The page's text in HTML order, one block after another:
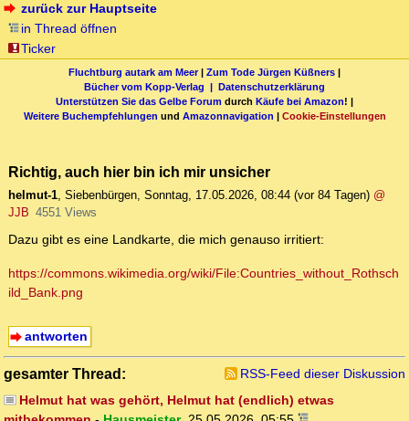
zurück zur Hauptseite
in Thread öffnen
Ticker
Fluchtburg autark am Meer| Zum Tode Jürgen Küßners |
Bücher vom Kopp-Verlag | Datenschutzerklärung
Unterstützen Sie das Gelbe Forum durch Käufe bei Amazon! |
Weitere Buchempfehlungen und Amazonnavigation | Cookie-Einstellungen
Richtig, auch hier bin ich mir unsicher
helmut-1, Siebenbürgen, Sonntag, 17.05.2026, 08:44 (vor 84 Tagen) @
JJB 4551 Views
Dazu gibt es eine Landkarte, die mich genauso irritiert:
https://commons.wikimedia.org/wiki/File:Countries_without_Rothsch
ild_Bank.png
antworten
gesamter Thread:
RSS-Feed dieser Diskussion
Helmut hat was gehört, Helmut hat (endlich) etwas